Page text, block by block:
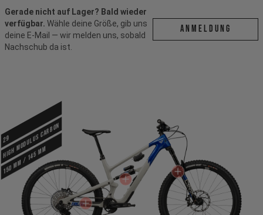
Gerade nicht auf Lager? Bald wieder
verfügbar. Wähle deine Größe, gib uns
deine E-Mail — wir melden uns, sobald
Nachschub da ist.
ANMELDUNG
29
High Modulus Carbon
150 mm / 145 mm